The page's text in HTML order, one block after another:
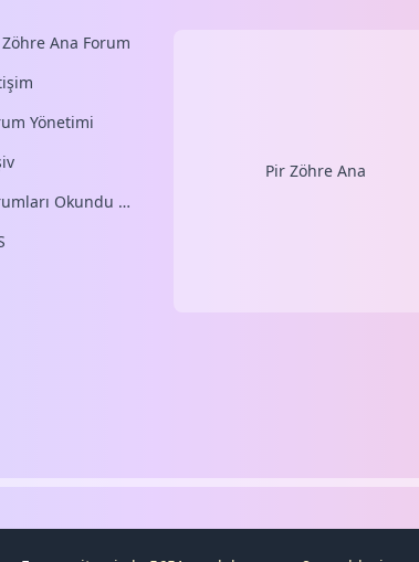
Ana Forum
Yönetimi
Forumları Okundu Kabul Et
Pir Zöhre Ana